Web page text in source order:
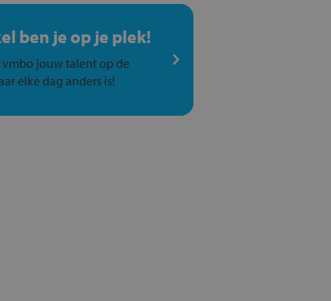
ben je op je plek!
jouw talent op de
elke dag anders is!